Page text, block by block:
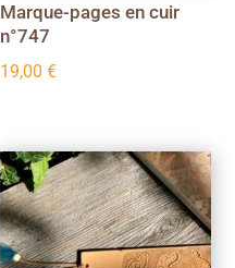
Marque-pages en cuir
n°747
19,00€